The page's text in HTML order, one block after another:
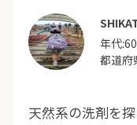
年代:
都道府
天然系の洗剤を